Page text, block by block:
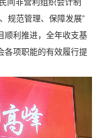
间非营利组织会计制
规范管理、保障发展”
顺利推进，全年收支基
各项职能的有效履行提